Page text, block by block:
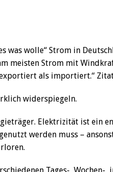
was wolle“ Strom in
meisten Strom mit
als importiert.“
widerspiegeln.
Elektrizität ist ein
werden muss –
Tages-, Wochen-,